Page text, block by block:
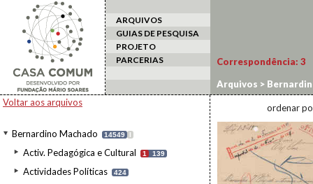
ARQUIVOS
GUIAS DE PESQUISA
PROJETO
PARCERIAS
Voltar aos arquivos
Bernardino Machado 14549 I
Activ. Pedagógica e Cultural 1 139
Actividades Políticas 424
Correspondência: 3
Arquivos >
ordenar